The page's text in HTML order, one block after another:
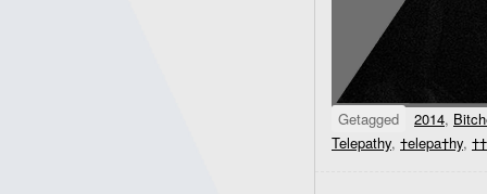
Getagged 2014,
Telepathy, †elepa†hy,